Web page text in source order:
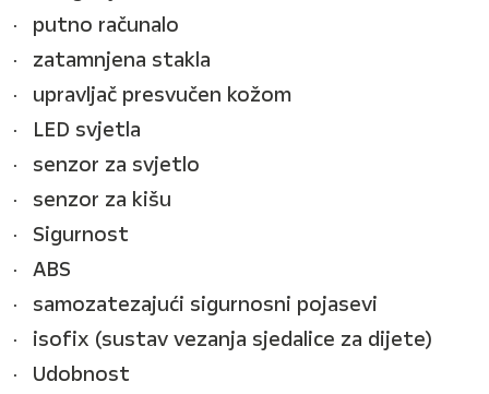
putno računalo
zatamnjena stakla
upravljač presvučen kožom
LED svjetla
senzor za svjetlo
senzor za kišu
Sigurnost
ABS
samozatezajući sigurnosni pojasevi
isofix (sustav vezanja sjedalice za dijete)
Udobnost